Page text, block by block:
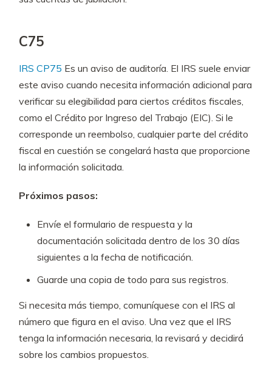
C75
IRS CP75 Es un aviso de auditoría. El IRS suele enviar
este aviso cuando necesita información adicional para
verificar su elegibilidad para ciertos créditos fiscales,
como el Crédito por Ingreso del Trabajo (EIC). Si le
corresponde un reembolso, cualquier parte del crédito
fiscal en cuestión se congelará hasta que proporcione
la información solicitada.
Próximos pasos:
Envíe el formulario de respuesta y la
documentación solicitada dentro de los 30 días
siguientes a la fecha de notificación.
Guarde una copia de todo para sus registros.
Si necesita más tiempo, comuníquese con el IRS al
número que figura en el aviso. Una vez que el IRS
tenga la información necesaria, la revisará y decidirá
sobre los cambios propuestos.